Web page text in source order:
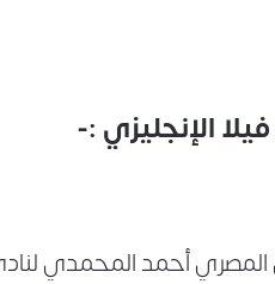
الإنجليزي :-
المصري أحمد المحمدي